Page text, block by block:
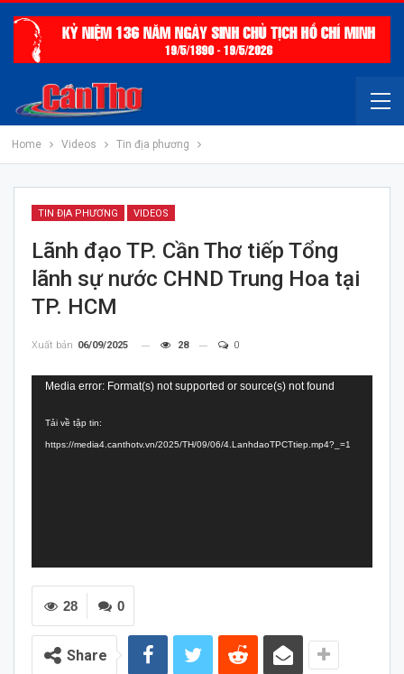
Home Videos Tin địa phương
TIN ĐỊA PHƯƠNG VIDEOS
Lãnh đạo TP. Cần Thơ tiếp Tổng
lãnh sự nước CHND Trung Hoa tại
TP. HCM
Xuất bản 06/09/2025 28 0
Trình
Video
Media error: Format(s) not supported or source(s) not found
Tải về tập tin:
https://media4.canthotv.vn/2025/TH/09/06/4.LanhdaoTPCTtiep.mp4?_=1
0
28
Share